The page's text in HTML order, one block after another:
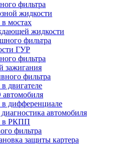
фильтра
жидкости
мостах
жидкости
фильтра
ГУР
фильтра
зажигания
фильтра
двигателе
в дифференциале
автомобиля
в РКПП
фильтра
защиты картера